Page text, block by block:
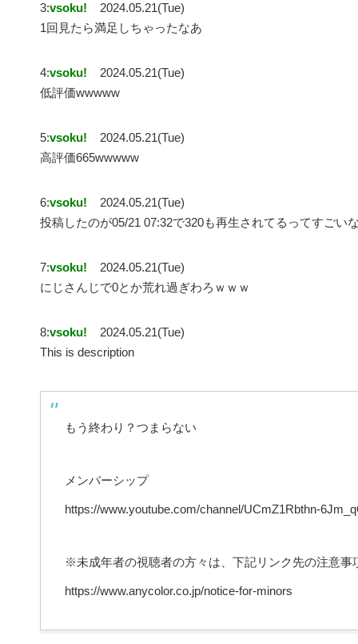
3:vsoku!
2024.05.21(Tue)
1回見たら満足しちゃったなあ
4:vsoku!
2024.05.21(Tue)
低評価wwwww
5:vsoku!
2024.05.21(Tue)
高評価665wwwww
6:vsoku!
2024.05.21(Tue)
投稿したのが05/21 07:32で320も再生されてるってすごい
7:vsoku!
2024.05.21(Tue)
にじさんじで0とか荒れ過ぎわろｗｗｗ
8:vsoku!
2024.05.21(Tue)
This is description
もう終わり？つまらない
メンバーシップ
https://www.youtube.com/channel/UCmZ1Rbthn-
※未成年者の視聴者の方々は、下記リンク先の注意事
https://www.anycolor.co.jp/notice-for-minors